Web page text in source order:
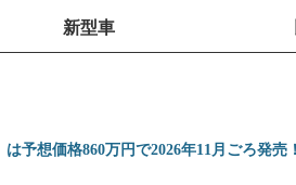
新型車
予想価格860万円で2026年11月ごろ発売